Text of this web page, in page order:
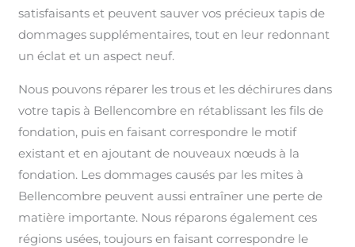
satisfaisants et peuvent sauver vos précieux tapis de
dommages supplémentaires, tout en leur redonnant
un éclat et un aspect neuf.
Nous pouvons réparer les trous et les déchirures dans
votre tapis à Bellencombre en rétablissant les fils de
fondation, puis en faisant correspondre le motif
existant et en ajoutant de nouveaux nœuds à la
fondation. Les dommages causés par les mites à
Bellencombre peuvent aussi entraîner une perte de
matière importante. Nous réparons également ces
régions usées, toujours en faisant correspondre le